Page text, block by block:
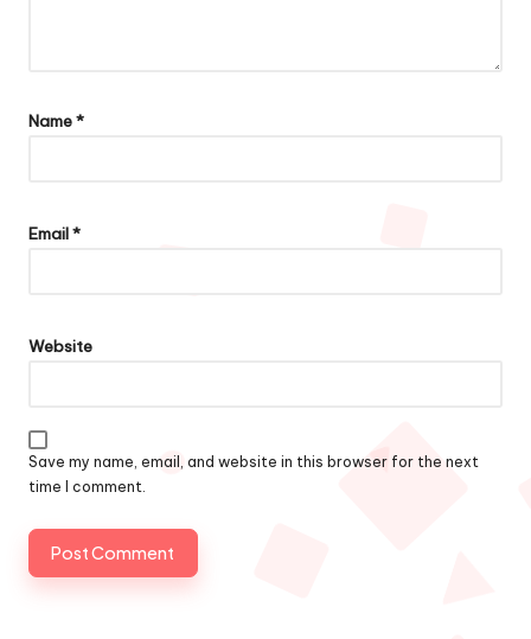
Name*
Email*
Website
Save my name, email, and website in this browser for the next
time I comment.